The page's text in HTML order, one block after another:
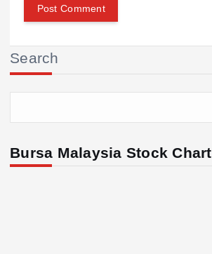
Search
Bursa Malaysia Stock Chart